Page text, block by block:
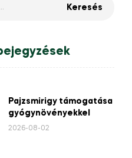
Pajzsmirigy támogatása
gyógynövényekkel
2026-08-02